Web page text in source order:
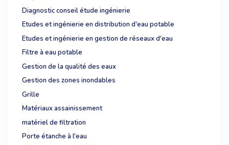
Diagnostic conseil étude ingénierie
Etudes et ingénierie en distribution d'eau potable
Etudes et ingénierie en gestion de réseaux d'eau
Filtre à eau potable
Gestion de la qualité des eaux
Gestion des zones inondables
Grille
Matériaux assainissement
matériel de filtration
Porte étanche à l'eau